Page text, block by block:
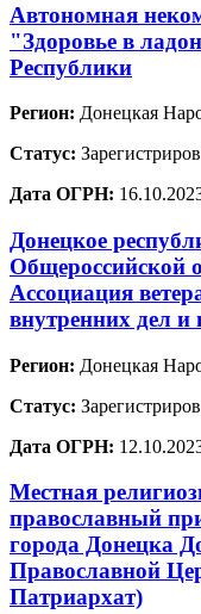
Автономная
"Здоровье в
Республики
Регион: Донецкая
Статус:
Дата ОГРН:
Донецкое
Общероссийской
Ассоциация
внутренних дел и
Регион: Донецкая
Статус:
Дата ОГРН:
Местная
православный
города Донецка
Православной
Патриархат)